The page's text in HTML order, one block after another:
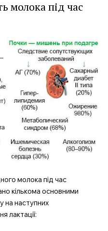
молока під час
молока під час
кількома основними
на наступних
лактації: